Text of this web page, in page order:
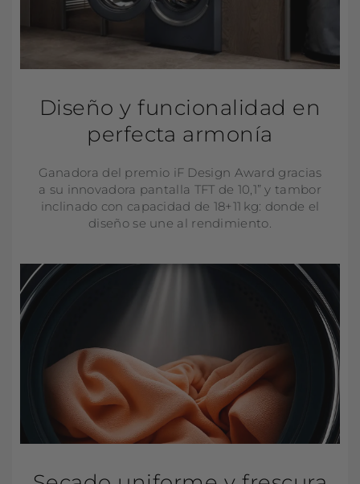
Diseño y funcionalidad en
perfecta armonía
Ganadora del premio iF Design Award gracias
a su innovadora pantalla TFT de 10,1” y tambor
inclinado con capacidad de 18+11 kg: donde el
diseño se une al rendimiento.